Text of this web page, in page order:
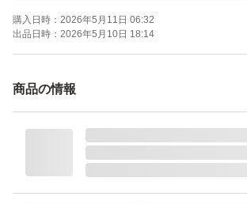
了承ください。
購入日時： 2026年5月11日 06:32
出品日時： 2026年5月10日 18:14
商品の情報